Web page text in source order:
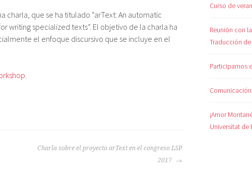
charla, que se ha titulado “arText: An automatic
writing specialized texts”. El objetivo de la charla ha
el enfoque discursivo que se incluye en el
Charla sobre el proyecto arText en el congreso LSP
2017
Curso de
Reunión con
Traducción
Participamos
Comunicación
¡Amor
Universitat de